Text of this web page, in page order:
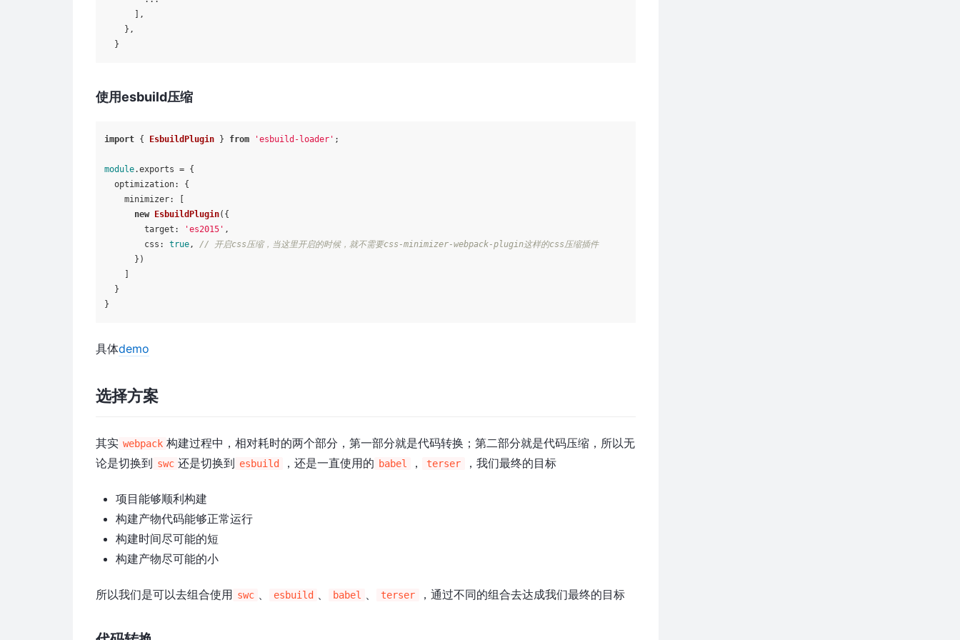
      ],
    },
使用esbuild压缩
import { EsbuildPlugin } from 'esbuild-loader' ;
module.exports = {
optimization: {
minimizer: [
new EsbuildPlugin({
target : 'es2015' ,
css : true , // 开启css压缩，当这里开启的时候，就不需要css-minimizer-webpack-plugin这样的css压缩插件
      })
    ]
  }
具体demo
选择方案
其实 webpack 构建过程中，相对耗时的两个部分，第一部分就是代码转换；第二部分就是代码压缩，所以无
论是切换到 swc 还是切换到 esbuild ，还是一直使用的 babel ， terser ，我们最终的目标
项目能够顺利构建
构建产物代码能够正常运行
构建时间尽可能的短
构建产物尽可能的小
所以我们是可以去组合使用 swc esbuild babel terser ，通过不同的组合去达成我们最终的目标